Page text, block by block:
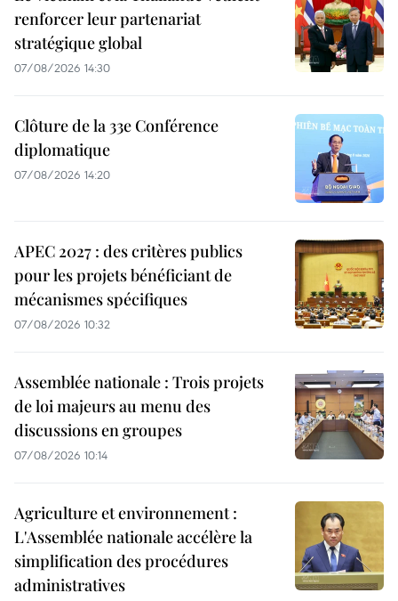
renforcer leur partenariat
stratégique global
07/08/2026 14:30
Clôture de la 33e Conférence
diplomatique
07/08/2026 14:20
APEC 2027 : des critères publics
pour les projets bénéficiant de
mécanismes spécifiques
07/08/2026 10:32
Assemblée nationale : Trois projets
de loi majeurs au menu des
discussions en groupes
07/08/2026 10:14
Agriculture et environnement :
L'Assemblée nationale accélère la
simplification des procédures
administratives